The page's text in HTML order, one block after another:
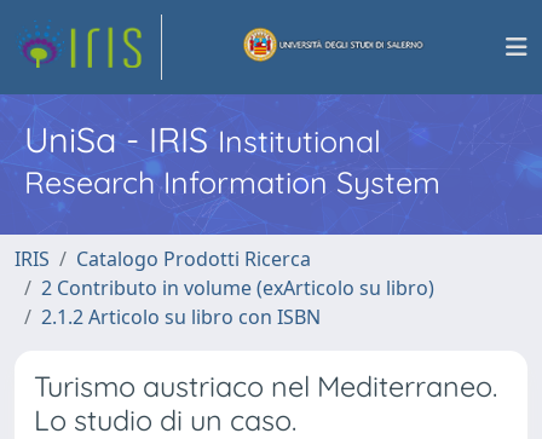
UniSa - IRISInstitutional
Research Information System
IRIS
Catalogo Prodotti Ricerca
2 Contributo in volume (exArticolo su libro)
2.1.2 Articolo su libro con ISBN
Turismo austriaco nel Mediterraneo.
Lo studio di un caso.